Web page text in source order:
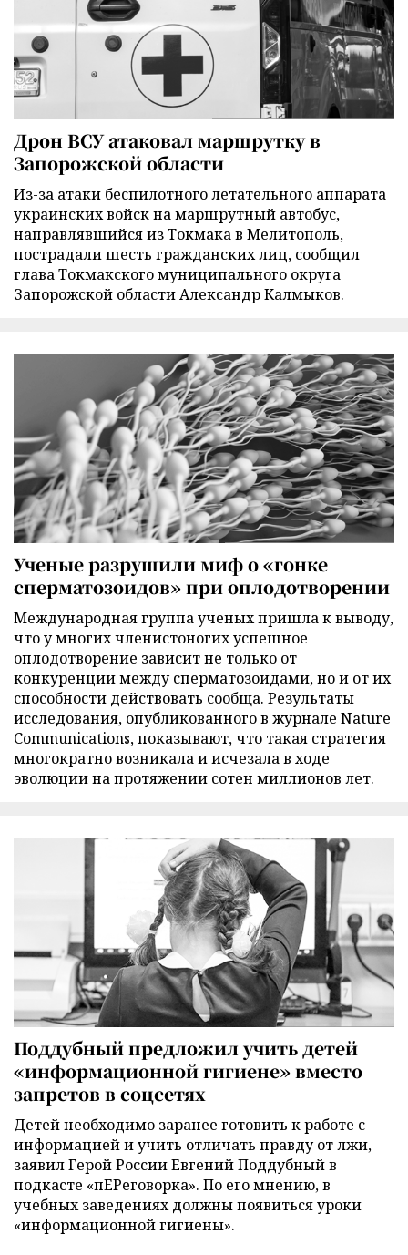
Дрон ВСУ атаковал маршрутку в
Запорожской области
Из-за атаки беспилотного летательного аппарата
украинских войск на маршрутный автобус,
направлявшийся из Токмака в Мелитополь,
пострадали шесть гражданских лиц, сообщил
глава Токмакского муниципального округа
Запорожской области Александр Калмыков.
Ученые разрушили миф о «гонке
сперматозоидов» при оплодотворении
Международная группа ученых пришла к выводу,
что у многих членистоногих успешное
оплодотворение зависит не только от
конкуренции между сперматозоидами, но и от их
способности действовать сообща. Результаты
исследования, опубликованного в журнале Nature
Communications, показывают, что такая стратегия
многократно возникала и исчезала в ходе
эволюции на протяжении сотен миллионов лет.
Поддубный предложил учить детей
«информационной гигиене» вместо
запретов в соцсетях
Детей необходимо заранее готовить к работе с
информацией и учить отличать правду от лжи,
заявил Герой России Евгений Поддубный в
подкасте «пЕРеговорка». По его мнению, в
учебных заведениях должны появиться уроки
«информационной гигиены».